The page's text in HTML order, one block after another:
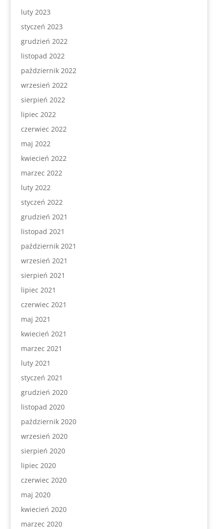
luty 2023
styczeń 2023
grudzień 2022
listopad 2022
październik 2022
wrzesień 2022
sierpień 2022
lipiec 2022
czerwiec 2022
maj 2022
kwiecień 2022
marzec 2022
luty 2022
styczeń 2022
grudzień 2021
listopad 2021
październik 2021
wrzesień 2021
sierpień 2021
lipiec 2021
czerwiec 2021
maj 2021
kwiecień 2021
marzec 2021
luty 2021
styczeń 2021
grudzień 2020
listopad 2020
październik 2020
wrzesień 2020
sierpień 2020
lipiec 2020
czerwiec 2020
maj 2020
kwiecień 2020
marzec 2020